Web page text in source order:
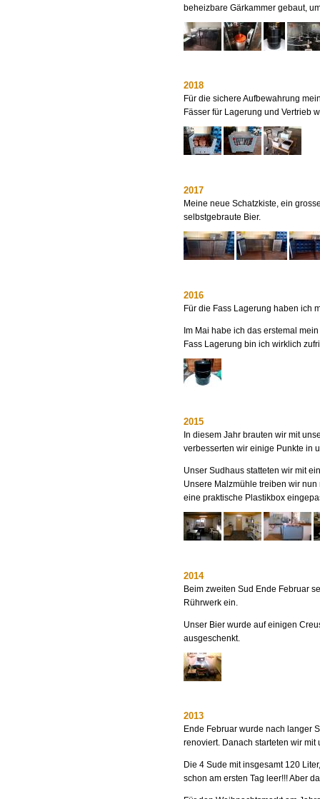
beheizbare Gärkammer gebaut,
2018
Für die sichere Aufbewahrung
Fässer für Lagerung und Vertrieb
2017
Meine neue Schatzkiste, ein
selbstgebraute Bier.
2016
Für die Fass Lagerung haben ich
Im Mai habe ich das erstemal
Fass Lagerung bin ich wirklich
2015
In diesem Jahr brauten wir mit
verbesserten wir einige Punkte in
Unser Sudhaus statteten wir mit
Unsere Malzmühle treiben wir
eine praktische Plastikbox
2014
Beim zweiten Sud Ende Februar
Rührwerk ein.
Unser Bier wurde auf einigen
ausgeschenkt.
2013
Ende Februar wurde nach langer
renoviert. Danach starteten wir
Die 4 Sude mit insgesamt 120
schon am ersten Tag leer!!! Aber